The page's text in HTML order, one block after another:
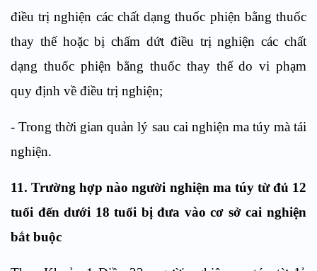
điều trị nghiện các chất dạng thuốc phiện bằng thuốc
thay thế hoặc bị chấm dứt điều trị nghiện các chất
dạng thuốc phiện bằng thuốc thay thếdo vi phạm
quy định về điều trị nghiện;
- Trong thời gian quản lý sau cai nghiện ma túy mà tái
nghiện.
11. Trường hợp nào người nghiện ma túy từ đủ 12
tuổi đến dưới 18 tuổi bị đưa vào cơ sở cai nghiện
bắt buộc